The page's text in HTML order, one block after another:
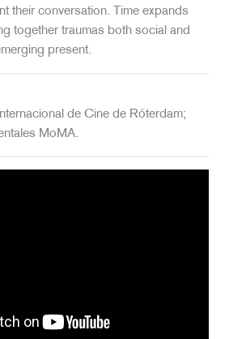
their conversation. Time expands
together traumas both social and
present.
de Cine de Róterdam;
MoMA.